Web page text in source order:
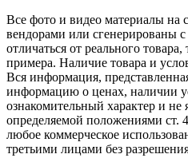
Все фото и видео материалы на
вендорами или сгенерированы
отличаться от реального
примера. Наличие товара и
Вся информация,
информацию о ценах, наличии
ознакомительный характер и не
определяемой положениями ст.
любое коммерческое
третьими лицами без